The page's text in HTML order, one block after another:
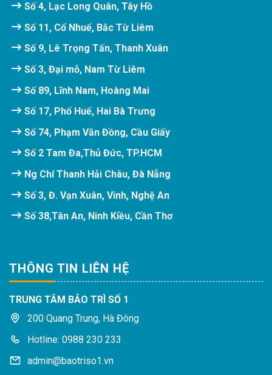
Số 4, Lạc Long Quân, Tây Hồ
Số 11, Cổ Nhuế, Bắc Từ Liêm
Số 9, Lê Trọng Tấn, Thanh Xuân
Số 3, Đại mỗ, Nam Từ Liêm
Số 89, Lĩnh Nam, Hoàng Mai
Số 17, Phố Huế, Hai Bà Trưng
Số 74, Phạm Văn Đồng, Cầu Giấy
Số 2 Tam Đa,Thủ Đức, TP.HCM
Ng Chí Thanh Hải Châu, Đà Nẵng
Số 3, Đ. Vạn Xuân, Vinh, Nghệ An
Số 38,Tân An, Ninh Kiều, Cần Thơ
THÔNG TIN LIÊN HỆ
TRUNG TÂM BẢO TRÌ SỐ 1
200 Quang Trung, Hà Đông
Hotline: 0988 230 233
admin@baotriso1.vn